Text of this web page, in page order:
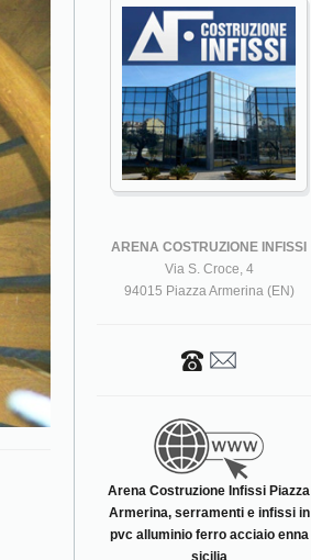
ARENA COSTRUZIONE INFISSI
Via S. Croce, 4
94015 Piazza Armerina (EN)
Arena Costruzione Infissi Piazza
Armerina, serramenti e infissi in
pvc alluminio ferro acciaio enna
sicilia